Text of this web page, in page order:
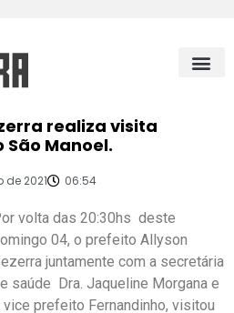
realiza visita
São Manoel.
de 2021 06:54
volta das 20:30hs deste
04, o prefeito Allyson
juntamente com a secretária
saúde Dra. Jaqueline Morgana e
vice prefeito Fernandinho, visitou